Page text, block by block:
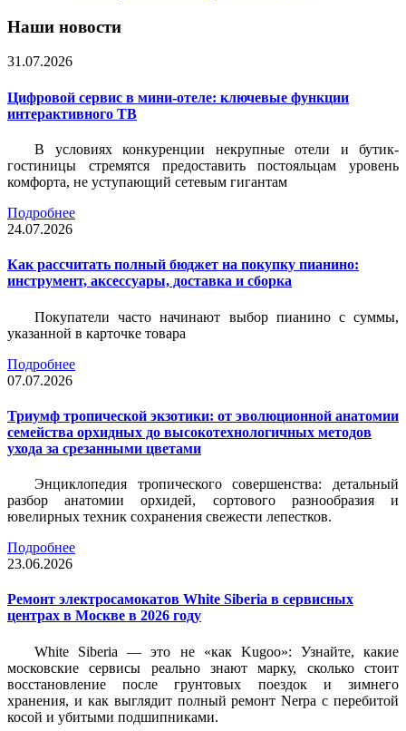
Наши новости
31.07.2026
Цифровой сервис в мини-отеле: ключевые функции
интерактивного ТВ
В условиях конкуренции некрупные отели и бутик-
гостиницы стремятся предоставить постояльцам уровень
комфорта, не уступающий сетевым гигантам
Подробнее
24.07.2026
Как рассчитать полный бюджет на покупку пианино:
инструмент, аксессуары, доставка и сборка
Покупатели часто начинают выбор пианино с суммы,
указанной в карточке товара
Подробнее
07.07.2026
Триумф тропической экзотики: от эволюционной анатомии
семейства орхидных до высокотехнологичных методов
ухода за срезанными цветами
Энциклопедия тропического совершенства: детальный
разбор анатомии орхидей, сортового разнообразия и
ювелирных техник сохранения свежести лепестков.
Подробнее
23.06.2026
Ремонт электросамокатов White Siberia в сервисных
центрах в Москве в 2026 году
White Siberia — это не «как Kugoo»: Узнайте, какие
московские сервисы реально знают марку, сколько стоит
восстановление после грунтовых поездок и зимнего
хранения, и как выглядит полный ремонт Nerpa с перебитой
косой и убитыми подшипниками.